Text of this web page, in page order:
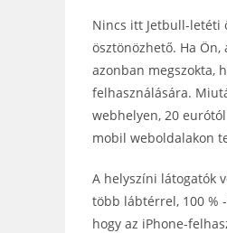
Nincs itt Jetbull-letéti
ösztönözhető. Ha Ön,
azonban megszokta,
felhasználására.
webhelyen, 20
mobil weboldalakon
A helyszíni látogatók
több lábtérrel, 100 %
hogy az iPhone-